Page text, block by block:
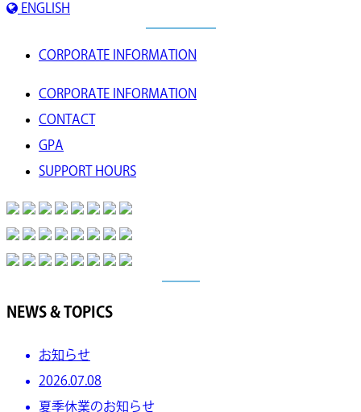
ENGLISH
CORPORATE INFORMATION
CORPORATE INFORMATION
CONTACT
GPA
SUPPORT HOURS
NEWS & TOPICS
お知らせ
2026.07.08
夏季休業のお知らせ